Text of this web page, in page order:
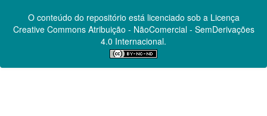
O conteúdo do repositório está licenciado sob a Licença
Creative CommonsAtribuição - NãoComercial - SemDerivações
4.0 Internacional.